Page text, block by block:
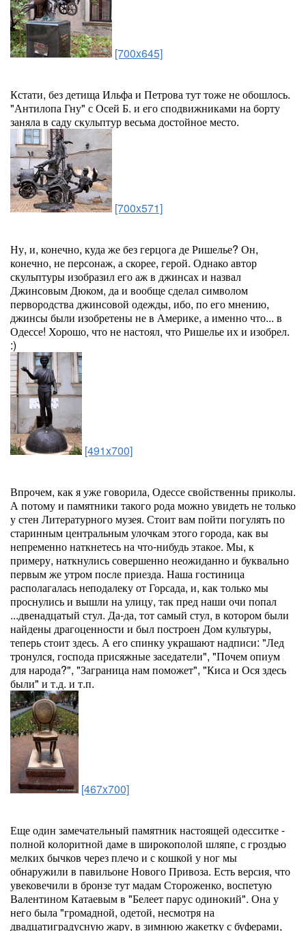
[700x645]
Кстати, без детища Ильфа и Петрова тут тоже не обошлось.
"Антилопа Гну" с Осей Б. и его сподвижниками на борту
заняла в саду скульптур весьма достойное место.
[700x571]
Ну, и, конечно, куда же без герцога де Ришелье? Он,
конечно, не персонаж, а скорее, герой. Однако автор
скульптуры изобразил его аж в джинсах и назвал
Джинсовым Дюком, да и вообще сделал символом
первородства джинсовой одежды, ибо, по его мнению,
джинсы были изобретены не в Америке, а именно что... в
Одессе! Хорошо, что не настоял, что Ришелье их и изобрел.
:)
[491x700]
Впрочем, как я уже говорила, Одессе свойственны приколы.
А потому и памятники такого рода можно увидеть не только
у стен Литературного музея. Стоит вам пойти погулять по
старинным центральным улочкам этого города, как вы
непременно наткнетесь на что-нибудь этакое. Мы, к
примеру, наткнулись совершенно неожиданно и буквально
первым же утром после приезда. Наша гостиница
располагалась неподалеку от Горсада, и, как только мы
проснулись и вышли на улицу, так пред наши очи попал
...двенадцатый стул. Да-да, тот самый стул, в котором были
найдены драгоценности и был построен Дом культуры,
теперь стоит здесь. А его спинку украшают надписи: "Лед
тронулся, господа присяжные заседатели", "Почем опиум
для народа?", "Заграница нам поможет", "Киса и Ося здесь
были" и т.д. и т.п.
[467x700]
Еще один замечательный памятник настоящей одесситке -
полной колоритной даме в широкополой шляпе, с гроздью
мелких бычков через плечо и с кошкой у ног мы
обнаружили в павильоне Нового Привоза. Есть версия, что
увековечили в бронзе тут мадам Стороженко, воспетую
Валентином Катаевым в "Белеет парус одинокий". Она у
него была "громадной, одетой, несмотря на
двадцатиградусную жару, в зимнюю жакетку с буферами,